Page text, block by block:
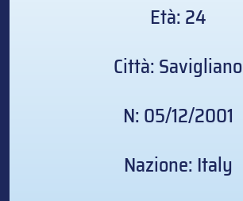
Età: 24
Città: Savigliano
N: 05/12/2001
Nazione: Italy